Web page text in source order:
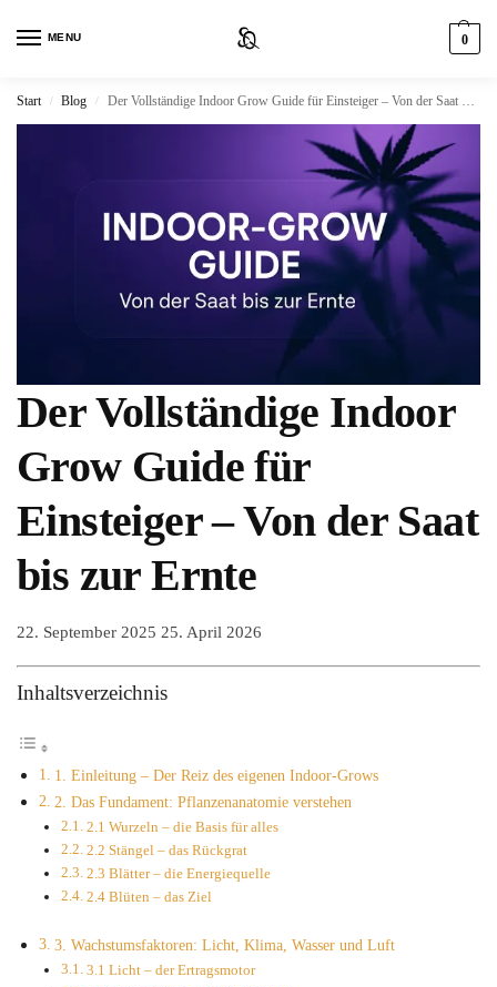
MENU 0
Start / Blog / Der Vollständige Indoor Grow Guide für Einsteiger – Von der Saat bis zur Ernte
Der Vollständige Indoor
Grow Guide für
Einsteiger – Von der Saat
bis zur Ernte
22. September 2025 25. April 2026
Inhaltsverzeichnis
1. Einleitung – Der Reiz des eigenen Indoor-Grows
2. Das Fundament: Pflanzenanatomie verstehen
2.1 Wurzeln – die Basis für alles
2.2 Stängel – das Rückgrat
2.3 Blätter – die Energiequelle
2.4 Blüten – das Ziel
3. Wachstumsfaktoren: Licht, Klima, Wasser und Luft
3.1 Licht – der Ertragsmotor